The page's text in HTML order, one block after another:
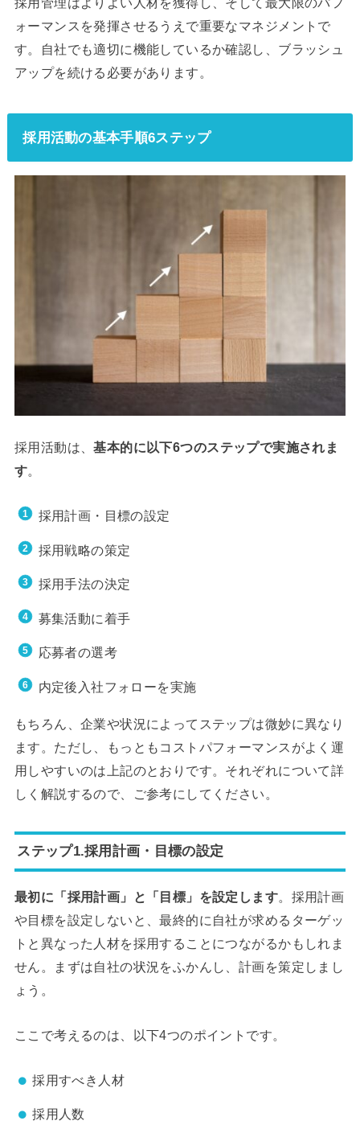
ォーマンスを発揮させるうえで重要なマネジメントで
す。自社でも適切に機能しているか確認し、ブラッシュ
アップを続ける必要があります。
採用活動の基本手順6ステップ
採用活動は、基本的に以下6つのステップで実施されま
す。
採用計画・目標の設定
採用戦略の策定
採用手法の決定
募集活動に着手
応募者の選考
内定後入社フォローを実施
もちろん、企業や状況によってステップは微妙に異なり
ます。ただし、もっともコストパフォーマンスがよく運
用しやすいのは上記のとおりです。それぞれについて詳
しく解説するので、ご参考にしてください。
ステップ1.採用計画・目標の設定
最初に「採用計画」と「目標」を設定します。採用計画
や目標を設定しないと、最終的に自社が求めるターゲッ
トと異なった人材を採用することにつながるかもしれま
せん。まずは自社の状況をふかんし、計画を策定しまし
ょう。
ここで考えるのは、以下4つのポイントです。
採用すべき人材
採用人数